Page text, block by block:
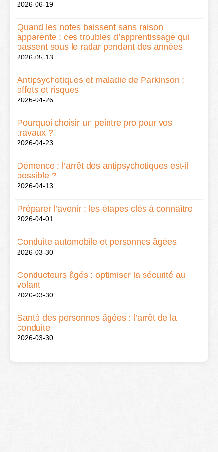
2026-06-19
Quand les notes baissent sans raison
apparente : ces troubles d’apprentissage qui
passent sous le radar pendant des années
2026-05-13
Antipsychotiques et maladie de Parkinson :
effets et risques
2026-04-26
Pourquoi choisir un peintre pro pour vos
travaux ?
2026-04-23
Démence : l’arrêt des antipsychotiques est-il
possible ?
2026-04-13
Préparer l’avenir : les étapes clés à connaître
2026-04-01
Conduite automobile et personnes âgées
2026-03-30
Conducteurs âgés : optimiser la sécurité au
volant
2026-03-30
Santé des personnes âgées : l’arrêt de la
conduite
2026-03-30